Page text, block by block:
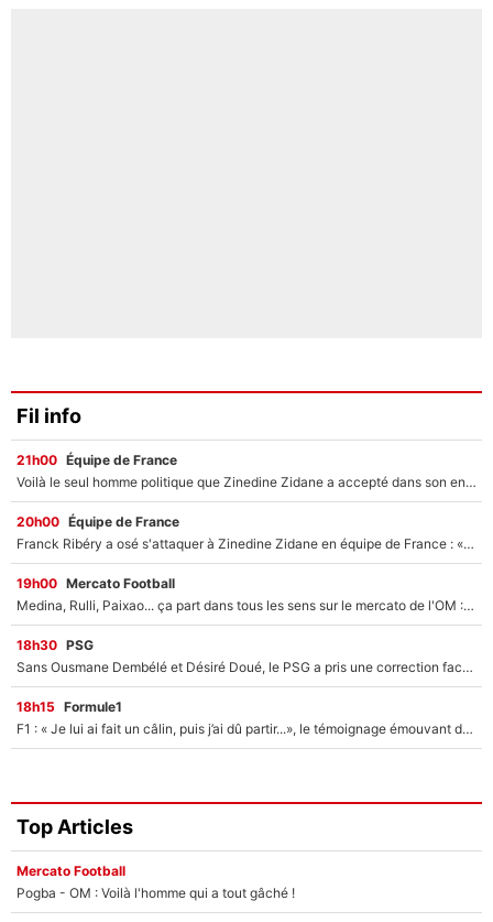
Fil info
21h00 Équipe de France
Voilà le seul homme politique que Zinedine Zidane a accepté dans son entourage : «Je garde un très bon souvenir de lui»
20h00 Équipe de France
Franck Ribéry a osé s'attaquer à Zinedine Zidane en équipe de France : «Je n'aurais jamais fait ça»
19h00 Mercato Football
Medina, Rulli, Paixao... ça part dans tous les sens sur le mercato de l'OM : Frank McCourt va enfin récupérer l'argent qu'il attend ?
18h30 PSG
Sans Ousmane Dembélé et Désiré Doué, le PSG a pris une correction face à Majorque : Luis Enrique attend avec impatience des renforts !
18h15 Formule1
F1 : « Je lui ai fait un câlin, puis j’ai dû partir...», le témoignage émouvant de Max Verstappen sur sa fille
Top Articles
Mercato Football
Pogba - OM : Voilà l'homme qui a tout gâché !